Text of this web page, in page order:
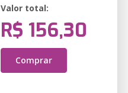
Valor total:
R$ 156,30
Comprar